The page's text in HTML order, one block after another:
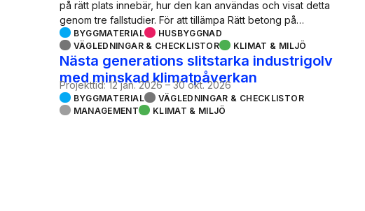
på rätt plats innebär, hur den kan användas och visat detta
genom tre fallstudier. För att tillämpa Rätt betong på…
BYGGMATERIAL
HUSBYGGNAD
VÄGLEDNINGAR & CHECKLISTOR
KLIMAT & MILJÖ
Nästa generations slitstarka industrigolv
med minskad klimatpåverkan
Projekttid: 12 jan. 2026 – 30 okt. 2026
BYGGMATERIAL
VÄGLEDNINGAR & CHECKLISTOR
MANAGEMENT
KLIMAT & MILJÖ